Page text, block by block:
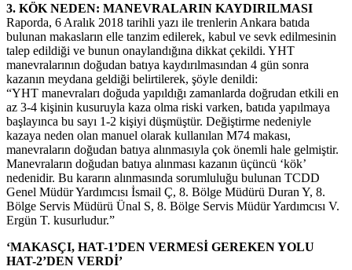
3. KÖK NEDEN: MANEVRALARIN KAYDIRILMASI
Raporda, 6 Aralık 2018 tarihli yazı ile trenlerin Ankara batıda
bulunan makasların elle tanzim edilerek, kabul ve sevk edilmesinin
talep edildiği ve bunun onaylandığına dikkat çekildi. YHT
manevralarının doğudan batıya kaydırılmasından 4 gün sonra
kazanın meydana geldiği belirtilerek, şöyle denildi:
“YHT manevraları doğuda yapıldığı zamanlarda doğrudan etkili en
az 3-4 kişinin kusuruyla kaza olma riski varken, batıda yapılmaya
başlayınca bu sayı 1-2 kişiyi düşmüştür. Değiştirme nedeniyle
kazaya neden olan manuel olarak kullanılan M74 makası,
manevraların doğudan batıya alınmasıyla çok önemli hale gelmiştir.
Manevraların doğudan batıya alınması kazanın üçüncü ‘kök’
nedenidir. Bu kararın alınmasında sorumluluğu bulunan TCDD
Genel Müdür Yardımcısı İsmail Ç, 8. Bölge Müdürü Duran Y, 8.
Bölge Servis Müdürü Ünal S, 8. Bölge Servis Müdür Yardımcısı V.
Ergün T. kusurludur.”
‘MAKASÇI, HAT-1’DEN VERMESİ GEREKEN YOLU
HAT-2’DEN VERDİ’